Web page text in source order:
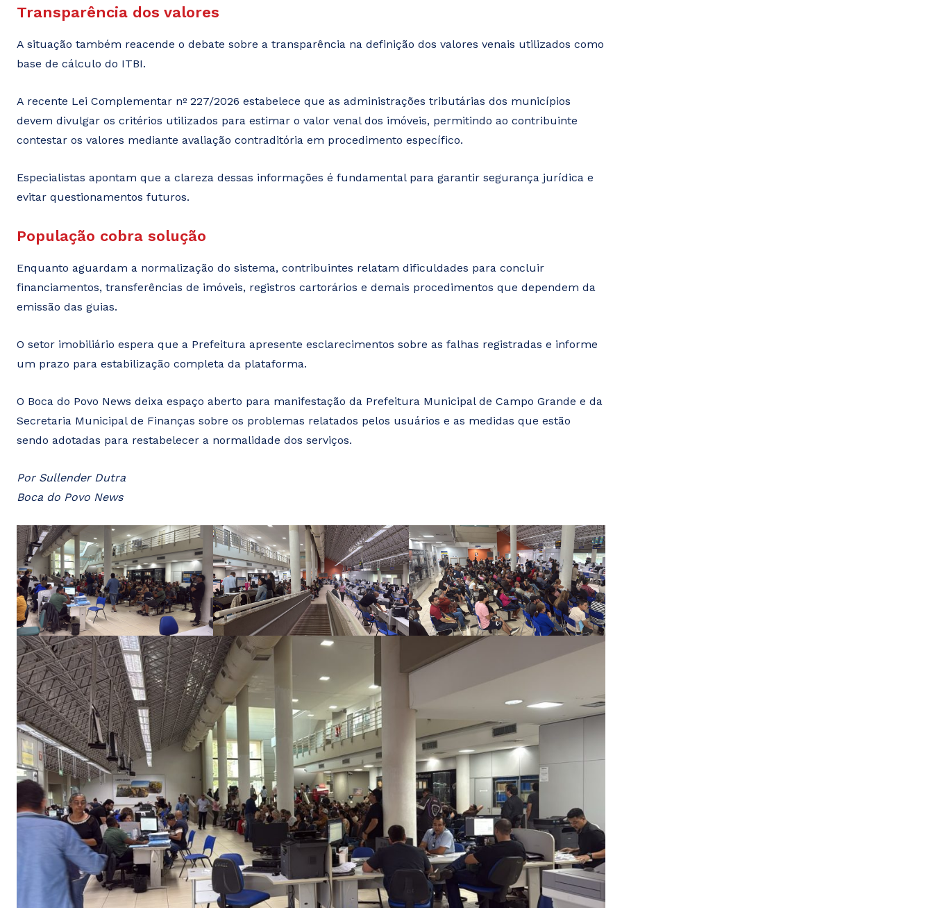
Transparência dos valores
A situação também reacende o debate sobre a transparência na definição dos valores venais utilizados como
base de cálculo do ITBI.
A recente Lei Complementar nº 227/2026 estabelece que as administrações tributárias dos municípios
devem divulgar os critérios utilizados para estimar o valor venal dos imóveis, permitindo ao contribuinte
contestar os valores mediante avaliação contraditória em procedimento específico.
Especialistas apontam que a clareza dessas informações é fundamental para garantir segurança jurídica e
evitar questionamentos futuros.
População cobra solução
Enquanto aguardam a normalização do sistema, contribuintes relatam dificuldades para concluir
financiamentos, transferências de imóveis, registros cartorários e demais procedimentos que dependem da
emissão das guias.
O setor imobiliário espera que a Prefeitura apresente esclarecimentos sobre as falhas registradas e informe
um prazo para estabilização completa da plataforma.
O Boca do Povo News deixa espaço aberto para manifestação da Prefeitura Municipal de Campo Grande e da
Secretaria Municipal de Finanças sobre os problemas relatados pelos usuários e as medidas que estão
sendo adotadas para restabelecer a normalidade dos serviços.
Por Sullender Dutra
Boca do Povo News